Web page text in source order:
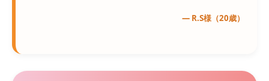
— R.S様（20歳）